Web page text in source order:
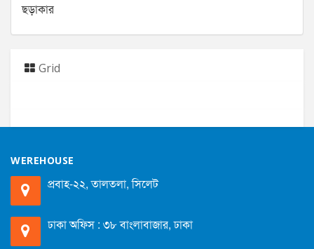
ছড়াকার
Grid
WEREHOUSE
প্রবাহ-২২, তালতলা, সিলেট
ঢাকা অফিস : ৩৮ বাংলাবাজার, ঢাকা